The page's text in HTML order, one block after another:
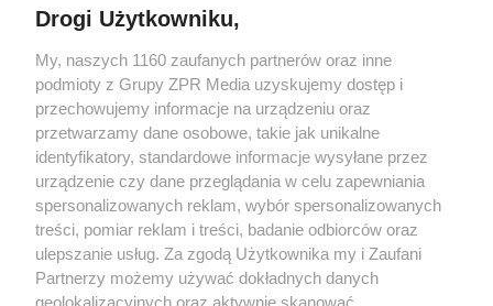
Żaden utwór zamieszczony w serwisie nie może być powielany i
rozpowszechniany lub dalej rozpowszechniany w jakikolwiek sposób (w
tym także elektroniczny lub mechaniczny) na jakimkolwiek polu
eksploatacji w jakiejkolwiek formie, włącznie z umieszczaniem w Internecie
bez pisemnej zgody właściciela praw. Jakiekolwiek użycie lub
wykorzystanie utworów w całości lub w części z naruszeniem prawa, tzn.
bez właściwej zgody, jest zabronione pod groźbą kary i może być ścigane
prawnie.
Drogi Użytkowniku,
My, naszych 1160 zaufanych partnerów oraz inne
podmioty z Grupy ZPR Media uzyskujemy dostęp i
przechowujemy informacje na urządzeniu oraz
przetwarzamy dane osobowe, takie jak unikalne
identyfikatory, standardowe informacje wysyłane przez
urządzenie czy dane przeglądania w celu zapewniania
spersonalizowanych reklam, wybór spersonalizowanych
treści, pomiar reklam i treści, badanie odbiorców oraz
ulepszanie usług. Za zgodą Użytkownika my i Zaufani
Partnerzy możemy używać dokładnych danych
geolokalizacyjnych oraz aktywnie skanować